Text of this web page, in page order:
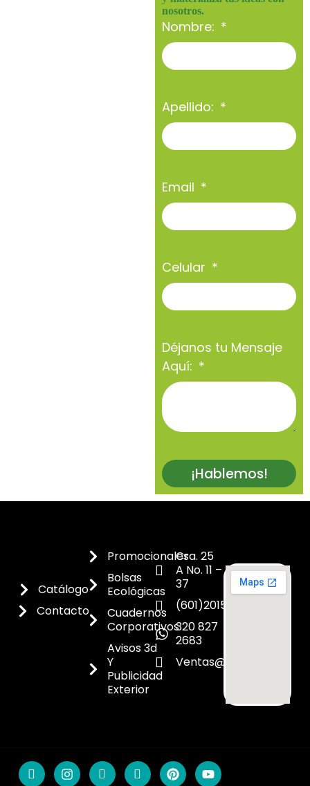
nosotros.
Nombre:
Apellido:
Email
Celular
Déjanos tu Mensaje
Aquí:
¡Hablemos!
Catálogo
Contacto
Promocionales
Bolsas
Ecológicas
Cuadernos
Corporativos
Avisos 3d
Y
Publicidad
Exterior
Cra. 25
A No. 11 –
37
(601)2015300
320 827
2683
Ventas@dicoes.co